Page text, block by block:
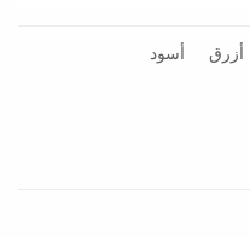
أزرق
أسود